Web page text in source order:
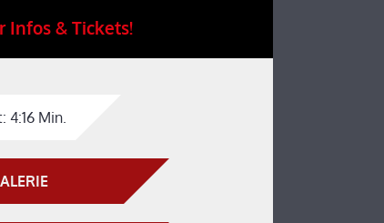
Infos & Tickets!
4:16 Min.